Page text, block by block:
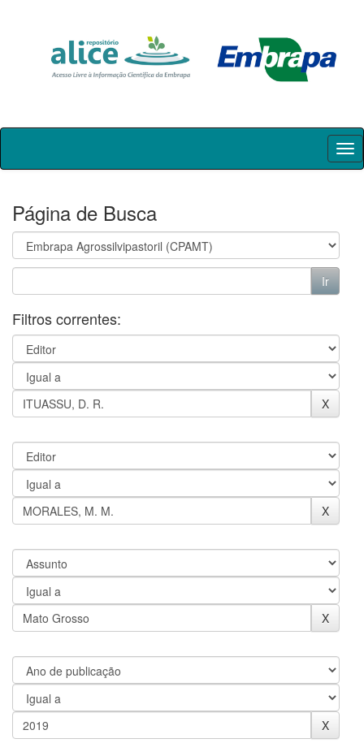
Skip
Página de Busca
Filtros correntes: